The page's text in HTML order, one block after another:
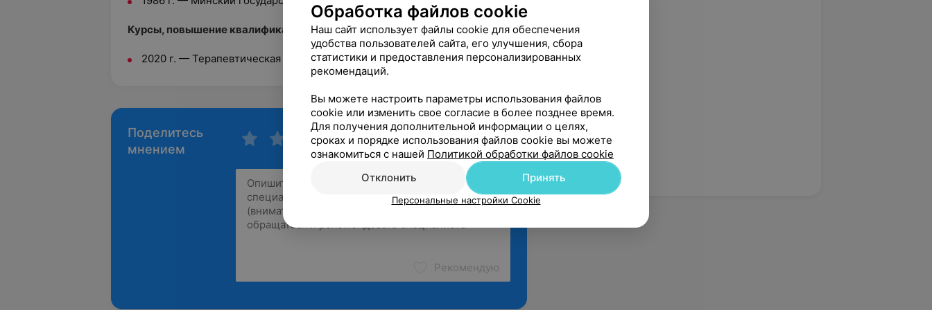
Курсы, повышение квалификации:
2020 г. — Терапевтическая стоматология.
Поделитесь
мнением
Рекомендую
Обработка файлов cookie
Наш сайт использует файлы cookie для обеспечения
удобства пользователей сайта, его улучшения, сбора
статистики и предоставления персонализированных
рекомендаций.
Вы можете настроить параметры использования файлов
cookie или изменить свое согласие в более позднее время.
Для получения дополнительной информации о целях,
сроках и порядке использования файлов cookie вы можете
ознакомиться с нашей Политикой обработки файлов cookie
Отклонить
Принять
Персональные настройки Cookie